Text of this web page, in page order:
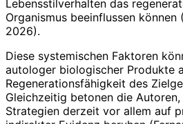
Lebensstilverhalten das
Organismus beeinflussen können
2026).
Diese systemischen Faktoren
autologer biologischer Produkte
Regenerationsfähigkeit des
Gleichzeitig betonen die
Strategien derzeit vor allem auf